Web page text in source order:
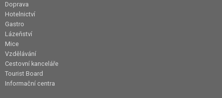
Doprava
Hotelnictví
Gastro
Lázeňství
Mice
Vzdělávání
Cestovní kanceláře
Tourist Board
Informační centra